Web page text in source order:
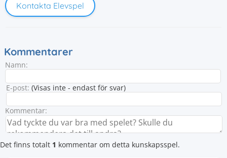
Kontakta Elevspel
Kommentarer
Namn:
E-post: (Visas inte - endast för svar)
Kommentar:
Det finns totalt 1 kommentar om detta kunskapsspel.